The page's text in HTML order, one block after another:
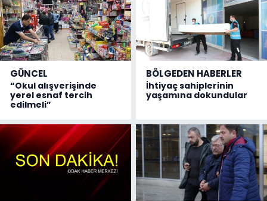
GÜNCEL
“Okul alışverişinde
yerel esnaf tercih
edilmeli”
BÖLGEDEN HABERLER
İhtiyaç sahiplerinin
yaşamına dokundular